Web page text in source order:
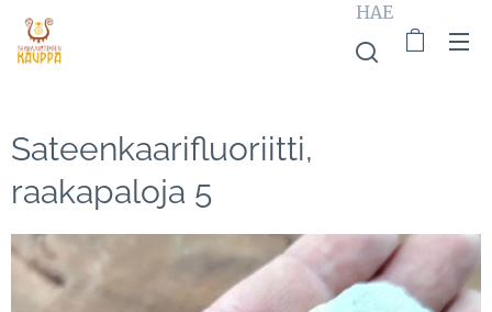
HAE
Sateenkaarifluoriitti,
raakapaloja 5